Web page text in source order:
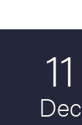
11
Dec